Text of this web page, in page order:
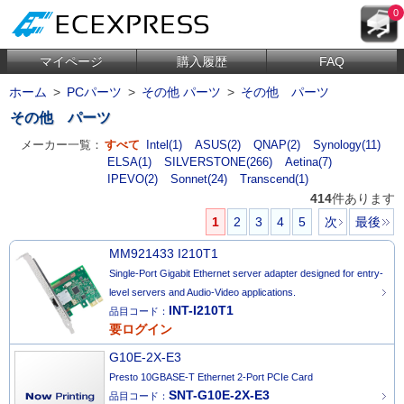
0
マイページ 購入履歴 FAQ
ホーム > PCパーツ > その他 パーツ > その他 パーツ
その他 パーツ
メーカー一覧： すべて Intel(1) ASUS(2) QNAP(2)
Synology(11)
ELSA(1)
SILVERSTONE(266)
Aetina(7)
IPEVO(2)
Sonnet(24) Transcend(1)
414件あります
1
2 3 4 5 次 最後
MM921433 I210T1
Single-Port Gigabit Ethernet server adapter designed for entry-
level servers and Audio-Video applications.
品目コード： INT-I210T1
要ログイン
G10E-2X-E3
Presto 10GBASE-T Ethernet 2-Port PCIe Card
品目コード： SNT-G10E-2X-E3